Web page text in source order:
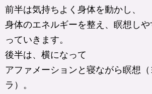
前半は気持ちよく身体を動かし、
身体のエネルギーを整え、瞑想しや
っていきます。
後半は、横になって
アファメーションと寝ながら瞑想
ラ）。